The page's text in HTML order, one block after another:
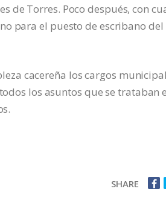
de Torres. Poco después, con
para el puesto de escribano del
cacereña los cargos
los asuntos que se trataban
SHARE